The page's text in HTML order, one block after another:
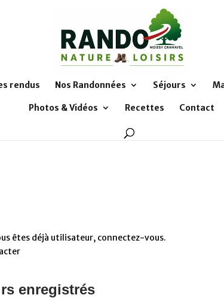
rendus Nos Randonnées Séjours
Photos & Vidéos Recettes Contact
êtes déjà utilisateur, connectez-vous.
enregistrés